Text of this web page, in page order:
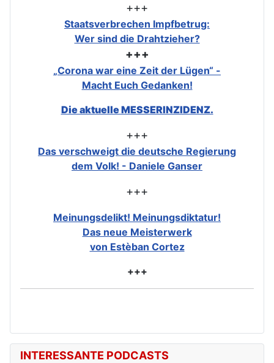
+++
Staatsverbrechen Impfbetrug:
Wer sind die Drahtzieher?
+++
„Corona war eine Zeit der Lügen“ -
Macht Euch Gedanken!
Die aktuelle MESSERINZIDENZ.
+++
Das verschweigt die deutsche Regierung
dem Volk! - Daniele Ganser
+++
Meinungsdelikt! Meinungsdiktatur!
Das neue Meisterwerk
von Estèban Cortez
+++
INTERESSANTE PODCASTS